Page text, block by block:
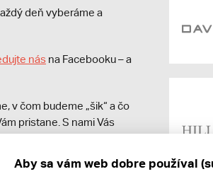
deň vyberáme a
nás na Facebooku – a
v čom budeme „šik“ a čo
pristane. S nami Vás
Aby sa vám web dobre používal